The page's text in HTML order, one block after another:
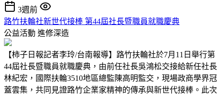
3週前
路竹扶輪社新世代接棒 第44屆社長暨職員就職慶典
公益活動 進修深造
【柿子日報記者李玲/台南報導】路竹扶輪社於7月11日舉行第
44屆社長暨職員就職慶典，由前任社長吳鴻松交接給新任社長
林紀宏，國際扶輪3510地區總監陳高明監交，現場政商學界冠
蓋雲集，共同見證路竹企業家精神的傳承與新世代接棒。此次